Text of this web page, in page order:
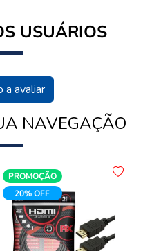
USUÁRIOS
a avaliar
NAVEGAÇÃO
PROMOÇÃO
20% OFF